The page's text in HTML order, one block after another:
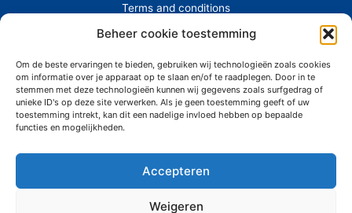
Beheer cookie toestemming
Om de beste ervaringen te bieden, gebruiken wij technologieën zoals cookies
om informatie over je apparaat op te slaan en/of te raadplegen. Door in te
stemmen met deze technologieën kunnen wij gegevens zoals surfgedrag of
unieke ID's op deze site verwerken. Als je geen toestemming geeft of uw
toestemming intrekt, kan dit een nadelige invloed hebben op bepaalde
functies en mogelijkheden.
Accepteren
Weigeren
Terms and conditions
Extras
About Siemerink
Durability
Copyright © 2026 Siemerink Houtwaren | Gerealiseerd door
Media